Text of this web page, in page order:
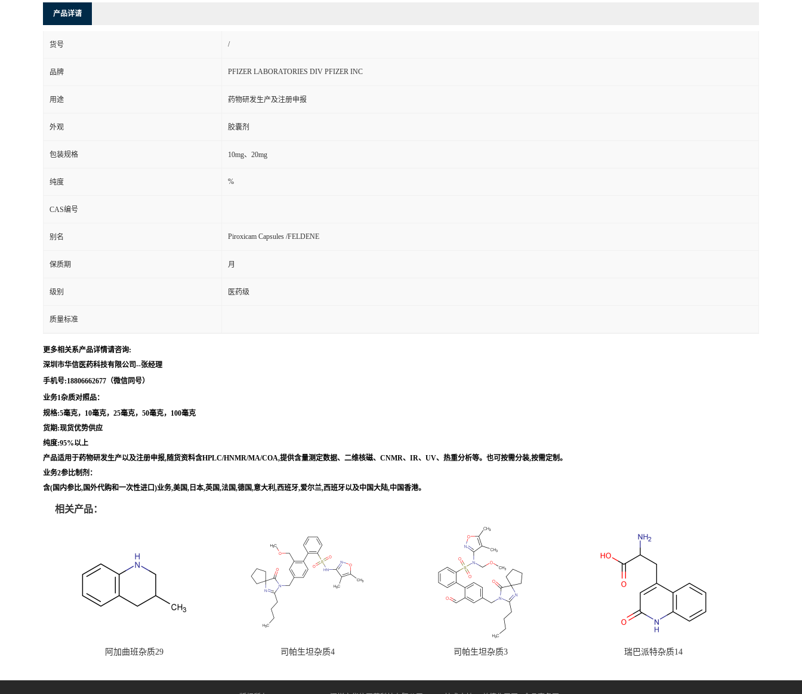
产品详请
货号 /
品牌 PFIZER LABORATORIES DIV PFIZER INC
用途 药物研发生产及注册申报
外观 胶囊剂
包装规格 10mg、20mg
纯度 %
CAS编号
别名 Piroxicam Capsules /FELDENE
保质期 月
级别 医药级
质量标准
更多相关系产品详情请咨询:
深圳市华信医药科技有限公司--张经理
手机号:18806662677（微信同号）
业务1杂质对照品：
规格:5毫克，10毫克，25毫克，50毫克，100毫克
货期:现货优势供应
纯度:95%以上
产品适用于药物研发生产以及注册申报,随货资料含HPLC/HNMR/MA/COA,提供含量测定数据、二维核磁、CNMR、IR、UV、热重分析等。也可按需分装,按需定制。
业务2参比制剂：
含(国内参比,国外代购和一次性进口)业务,美国,日本,英国,法国,德国,意大利,西班牙,爱尔兰,西班牙以及中国大陆,中国香港。
相关产品：
阿加曲班杂质29 司帕生坦杂质4 司帕生坦杂质3 瑞巴派特杂质14